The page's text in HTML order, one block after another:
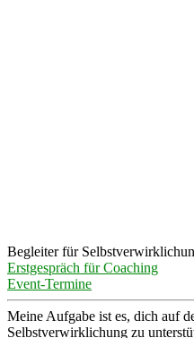
Begleiter für
Erstgespräch für Coaching
Event-Termine
Meine Aufgabe ist es, dich auf
Selbstverwirklichung zu